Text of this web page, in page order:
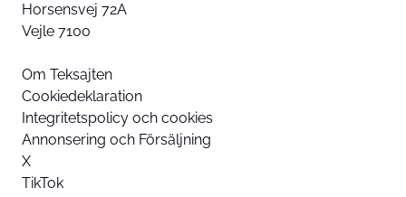
Horsensvej 72A
Vejle 7100
Om Teksajten
Cookiedeklaration
Integritetspolicy och cookies
Annonsering och Försäljning
X
TikTok